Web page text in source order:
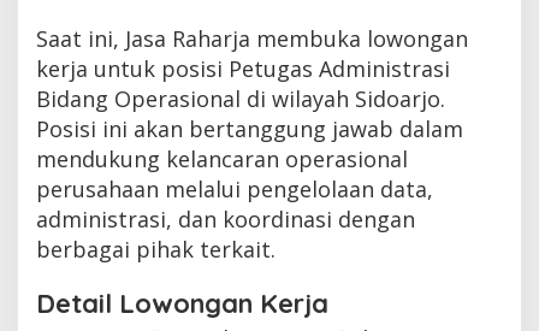
Saat ini, Jasa Raharja membuka lowongan
kerja untuk posisi Petugas Administrasi
Bidang Operasional di wilayah Sidoarjo.
Posisi ini akan bertanggung jawab dalam
mendukung kelancaran operasional
perusahaan melalui pengelolaan data,
administrasi, dan koordinasi dengan
berbagai pihak terkait.
Detail Lowongan Kerja